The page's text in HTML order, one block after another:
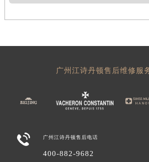
广州江诗丹顿售后维修服
 广州江诗丹顿售后电话
400-882-9682